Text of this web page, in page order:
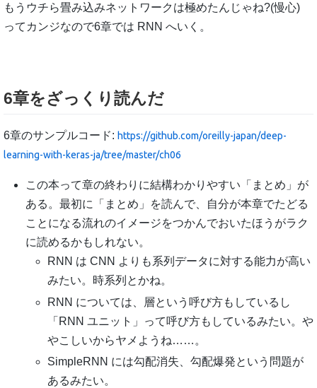
もうウチら畳み込みネットワークは極めたんじゃね?(慢心)
ってカンジなので6章では RNN へいく。
6章をざっくり読んだ
6章のサンプルコード: https://github.com/oreilly-japan/deep-
learning-with-keras-ja/tree/master/ch06
この本って章の終わりに結構わかりやすい「まとめ」が
ある。最初に「まとめ」を読んで、自分が本章でたどる
ことになる流れのイメージをつかんでおいたほうがラク
に読めるかもしれない。
RNN は CNN よりも系列データに対する能力が高い
みたい。時系列とかね。
RNN については、層という呼び方もしているし
「RNN ユニット」って呼び方もしているみたい。や
やこしいからヤメようね……。
SimpleRNN には勾配消失、勾配爆発という問題が
あるみたい。